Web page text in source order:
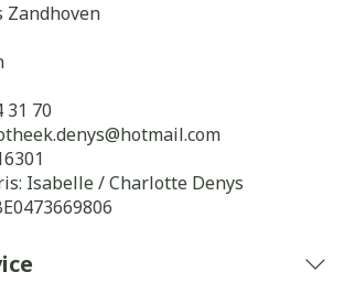
Zandhoven
31 70
hotmail.com
Isabelle / Charlotte Denys